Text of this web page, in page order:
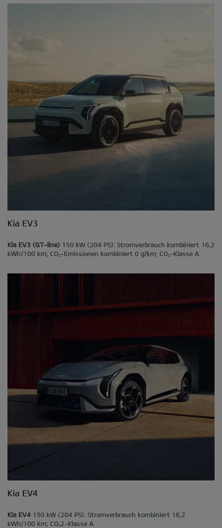
Kia EV3
Kia EV3 (GT-line) 150 kW (204 PS): Stromverbrauch kombiniert 16,2
kWh/100 km; CO2-Emissionen kombiniert 0 g/km; CO2-Klasse A.
Kia EV4
Kia EV4 150 kW (204 PS): Stromverbrauch kombiniert 16,2
kWh/100 km; CO22-Klasse A.